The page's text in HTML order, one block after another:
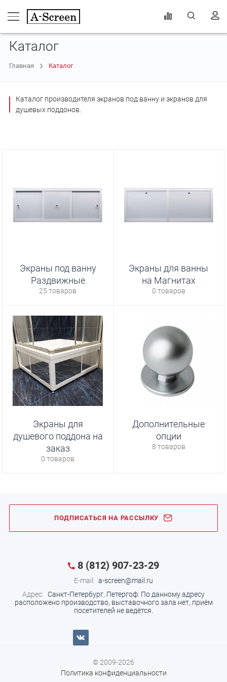
Каталог
Главная Каталог
Каталог производителя экранов под ванну и экранов для
душевых поддонов.
Экраны под ванну
Раздвижные
25 товаров
Экраны для ванны
на Магнитах
0 товаров
Экраны для
душевого поддона на
заказ
0 товаров
Дополнительные
опции
8 товаров
ПОДПИСАТЬСЯ НА РАССЫЛКУ
8 (812) 907-23-29
E-mail: a-screen@mail.ru
Адрес:
Санкт-Петербург, Петергоф. По данному адресу
расположено производство, выставочного зала нет, приём
посетителей не ведётся.
© 2009-2026
Политика конфиденциальности